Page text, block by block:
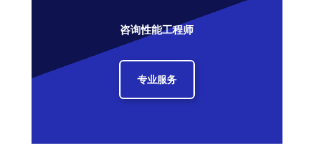
咨询性能工程师
专业服务